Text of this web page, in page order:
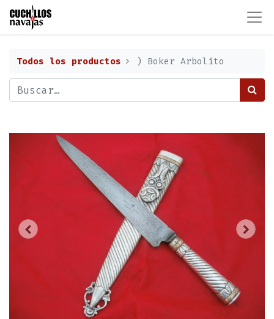
Todos los productos ) Boker Arbolito